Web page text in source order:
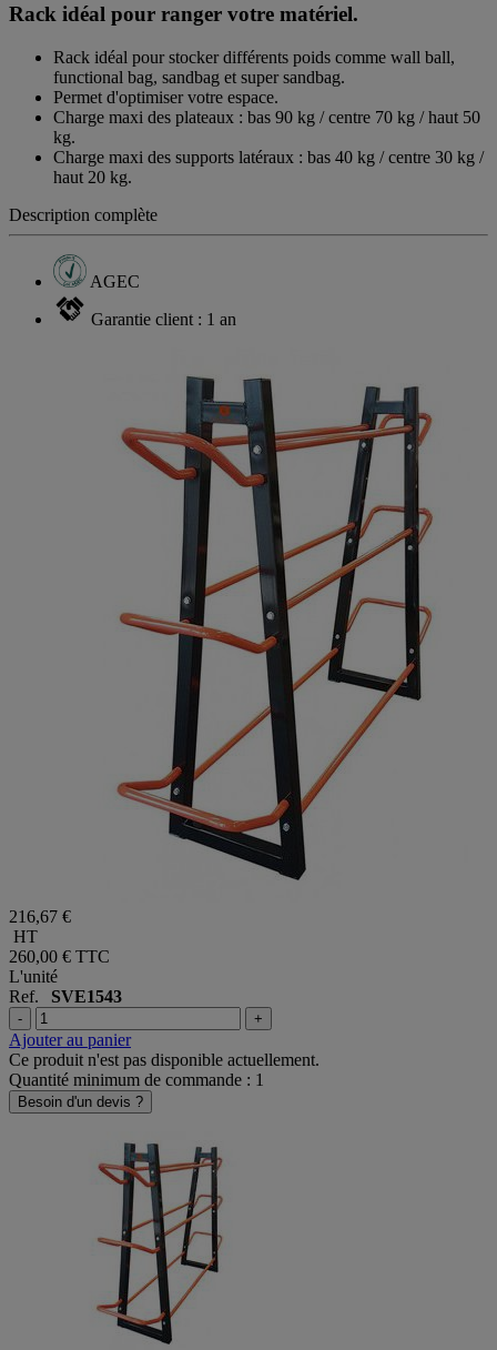
Rack idéal pour ranger votre matériel.
Rack idéal pour stocker différents poids comme wall ball,
functional bag, sandbag et super sandbag.
Permet d'optimiser votre espace.
Charge maxi des plateaux : bas 90 kg / centre 70 kg / haut 50
kg.
Charge maxi des supports latéraux : bas 40 kg / centre 30 kg /
haut 20 kg.
Description complète
AGEC
Garantie client : 1 an
216,67 €
HT
260,00 € TTC
L'unité
Ref. SVE1543
- +
Ajouter au panier
Ce produit n'est pas disponible actuellement.
Quantité minimum de commande : 1
Besoin d'un devis ?